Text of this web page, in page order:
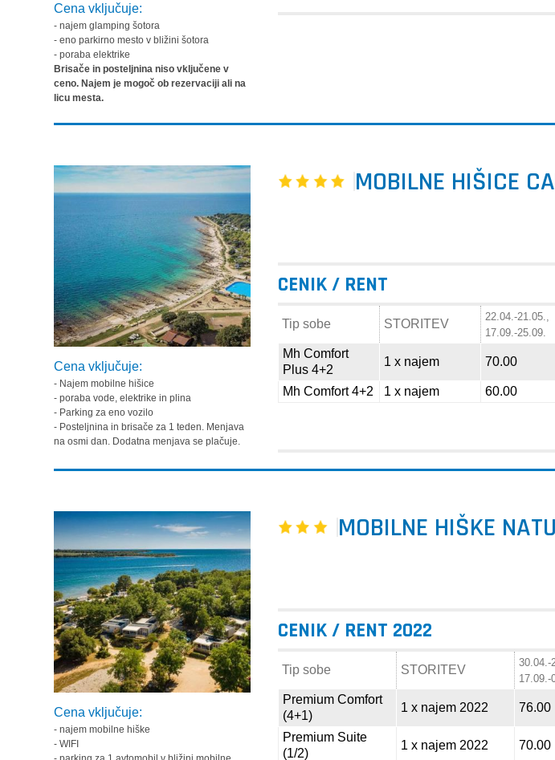
Cena vključuje:
- najem glamping šotora
- eno parkirno mesto v bližini šotora
- poraba elektrike
Brisače in posteljnina niso vključene v
ceno. Najem je mogoč ob rezervaciji ali na
licu mesta.
Cena vključuje:
- Najem mobilne hišice
- poraba vode, elektrike in plina
- Parking za eno vozilo
- Posteljnina in brisače za 1 teden. Menjava
na osmi dan. Dodatna menjava se plačuje.
MOBILNE HIŠICE
CENIK / RENT
Tip sobe STORITEV
22.04.-21.05.,
17.09.-25.09.
Mh Comfort
Plus 4+2
1 x najem 70.00
Mh Comfort 4+2 1 x najem 60.00
Cena vključuje:
- najem mobilne hiške
- WIFI
MOBILNE HIŠKE
CENIK / RENT 2022
Tip sobe STORITEV
30.04.-
17.09.-
Premium Comfort
(4+1)
1 x najem 2022 76.00
Premium Suite
(1/2)
1 x najem 2022 70.00